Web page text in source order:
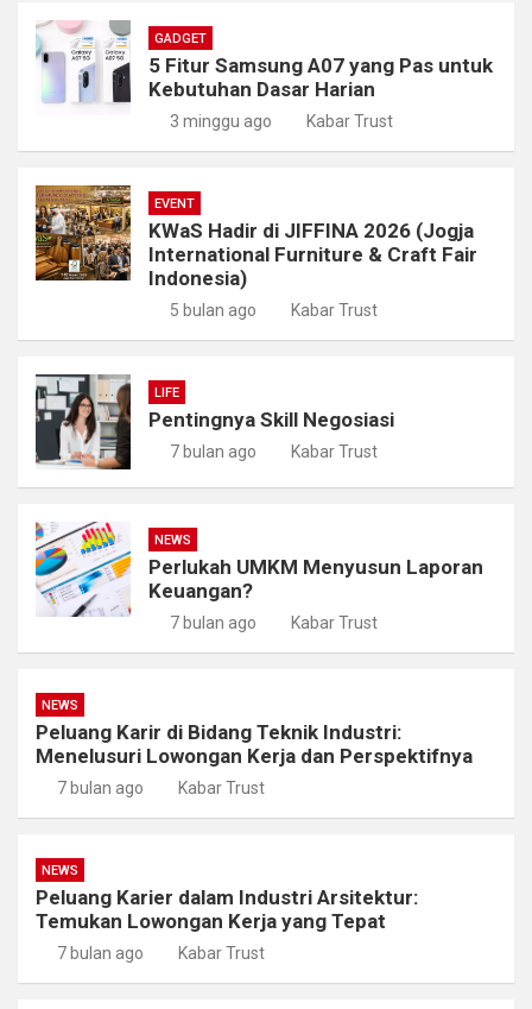
GADGET
5 Fitur Samsung A07 yang Pas untuk
Kebutuhan Dasar Harian
3 minggu ago Kabar Trust
EVENT
KWaS Hadir di JIFFINA 2026 (Jogja
International Furniture & Craft Fair
Indonesia)
5 bulan ago Kabar Trust
LIFE
Pentingnya Skill Negosiasi
7 bulan ago Kabar Trust
NEWS
Perlukah UMKM Menyusun Laporan
Keuangan?
7 bulan ago Kabar Trust
NEWS
Peluang Karir di Bidang Teknik Industri:
Menelusuri Lowongan Kerja dan Perspektifnya
7 bulan ago Kabar Trust
NEWS
Peluang Karier dalam Industri Arsitektur:
Temukan Lowongan Kerja yang Tepat
7 bulan ago Kabar Trust